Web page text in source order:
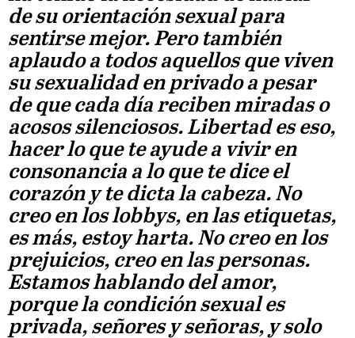
de su orientación sexual para
sentirse mejor. Pero también
aplaudo a todos aquellos que viven
su sexualidad en privado a pesar
de que cada día reciben miradas o
acosos silenciosos. Libertad es eso,
hacer lo que te ayude a vivir en
consonancia a lo que te dice el
corazón y te dicta la cabeza. No
creo en los lobbys, en las etiquetas,
es más, estoy harta. No creo en los
prejuicios, creo en las personas.
Estamos hablando del amor,
porque la condición sexual es
privada, señores y señoras, y solo